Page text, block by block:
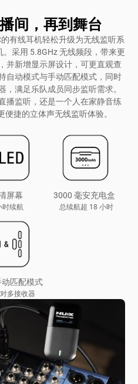
间，再到舞台
的有线耳机轻松升级为无线监听系
采用 5.8GHz 无线频段，带来更
并新增显示屏设计，可更直观查
自动模式与手动匹配模式，同时
，满足乐队成员同步监听需求。
播监听，还是一个人在家静音练
便捷的立体声无线监听体验。
屏幕
时续航
3000 毫安充电盒
总续航超 18 小时
动匹配模式
多接收器